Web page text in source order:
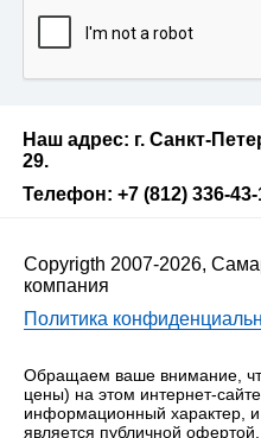
Наш адрес: г. Санкт-
29.
Телефон: +7 (812) 336-43-
Copyrigth 2007-2026,
компания
Политика
Обращаем ваше внимание,
цены) на этом интернет-
информационный характер, и
является публичной